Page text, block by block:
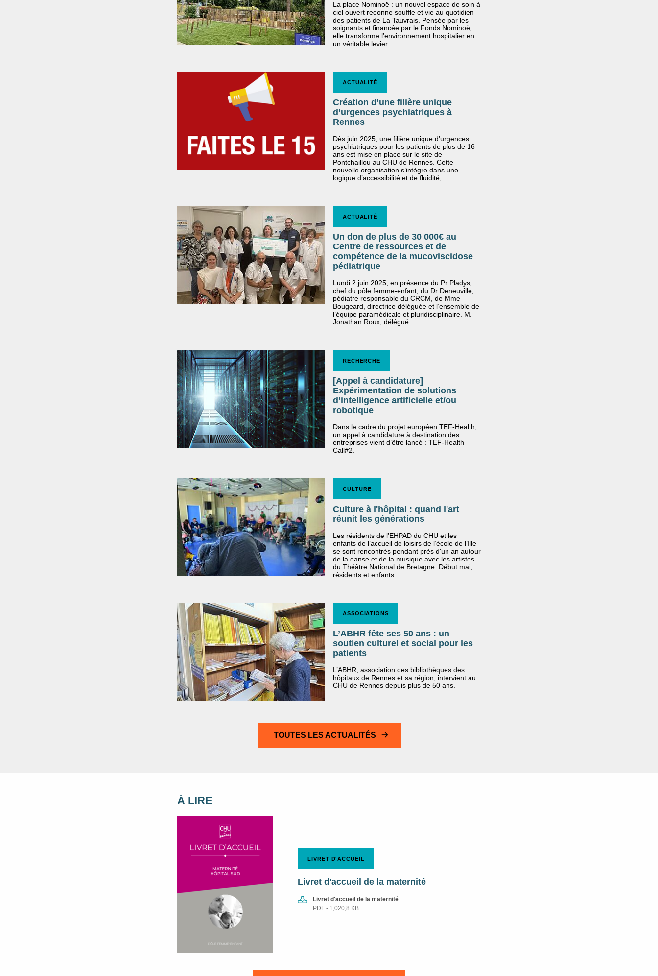
La place Nominoë : un nouvel espace de soin à
ciel ouvert redonne souffle et vie au quotidien
des patients de La Tauvrais. Pensée par les
soignants et financée par le Fonds Nominoë,
elle transforme l’environnement hospitalier en
un véritable levier…
ACTUALITÉ
Création d’une filière unique
d’urgences psychiatriques à
Rennes
Dès juin 2025, une filière unique d’urgences
psychiatriques pour les patients de plus de 16
ans est mise en place sur le site de
Pontchaillou au CHU de Rennes. Cette
nouvelle organisation s’intègre dans une
logique d’accessibilité et de fluidité,…
ACTUALITÉ
Un don de plus de 30 000€ au
Centre de ressources et de
compétence de la mucoviscidose
pédiatrique
Lundi 2 juin 2025, en présence du Pr Pladys,
chef du pôle femme-enfant, du Dr Deneuville,
pédiatre responsable du CRCM, de Mme
Bougeard, directrice déléguée et l’ensemble de
l’équipe paramédicale et pluridisciplinaire, M.
Jonathan Roux, délégué…
RECHERCHE
[Appel à candidature]
Expérimentation de solutions
d’intelligence artificielle et/ou
robotique
Dans le cadre du projet européen TEF-Health,
un appel à candidature à destination des
entreprises vient d’être lancé : TEF-Health
Call#2.
CULTURE
Culture à l'hôpital : quand l'art
réunit les générations
Les résidents de l’EHPAD du CHU et les
enfants de l’accueil de loisirs de l’école de l’Ille
se sont rencontrés pendant près d'un an autour
de la danse et de la musique avec les artistes
du Théâtre National de Bretagne. Début mai,
résidents et enfants…
ASSOCIATIONS
L’ABHR fête ses 50 ans : un
soutien culturel et social pour les
patients
L’ABHR, association des bibliothèques des
hôpitaux de Rennes et sa région, intervient au
CHU de Rennes depuis plus de 50 ans.
TOUTES LES ACTUALITÉS
À LIRE
LIVRET D'ACCUEIL
Livret d'accueil de la maternité
Livret d'accueil de la maternité
PDF - 1,020,8 KB